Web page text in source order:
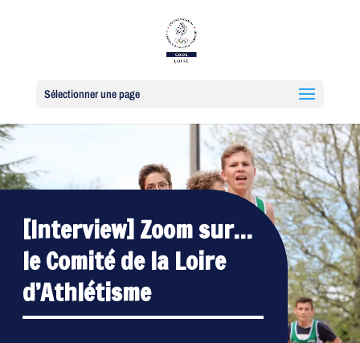
Sélectionner une page
[Interview] Zoom sur…
le Comité de la Loire
d’Athlétisme